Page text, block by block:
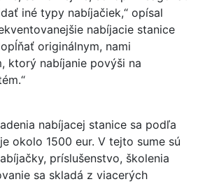
iné typy nabíjačiek,“ opísal
nabíjacie stanice
originálnym, nami
ktorý nabíjanie povýši na
nabíjacej stanice sa podľa
okolo 1500 eur. V tejto sume sú
príslušenstvo, školenia
sa skladá z viacerých